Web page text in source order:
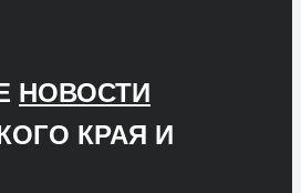
НОВОСТИ
КРАЯ И